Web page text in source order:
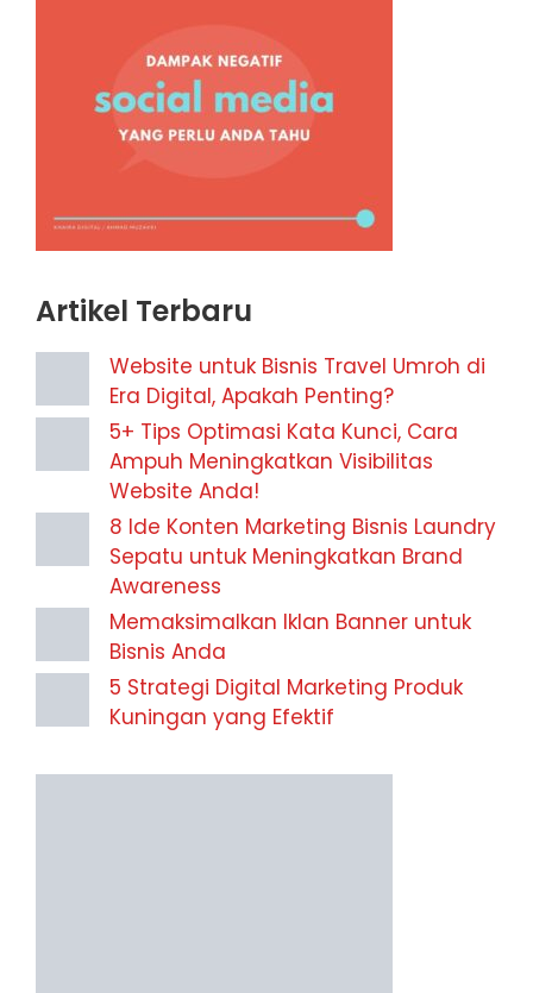
Artikel Terbaru
Website untuk Bisnis Travel Umroh di
Era Digital, Apakah Penting?
5+ Tips Optimasi Kata Kunci, Cara
Ampuh Meningkatkan Visibilitas
Website Anda!
8 Ide Konten Marketing Bisnis Laundry
Sepatu untuk Meningkatkan Brand
Awareness
Memaksimalkan Iklan Banner untuk
Bisnis Anda
5 Strategi Digital Marketing Produk
Kuningan yang Efektif